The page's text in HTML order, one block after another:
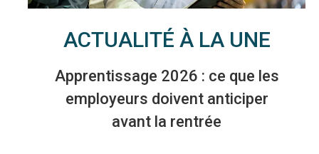
ACTUALITÉ À LA UNE
Apprentissage 2026 : ce que les
employeurs doivent anticiper
avant la rentrée